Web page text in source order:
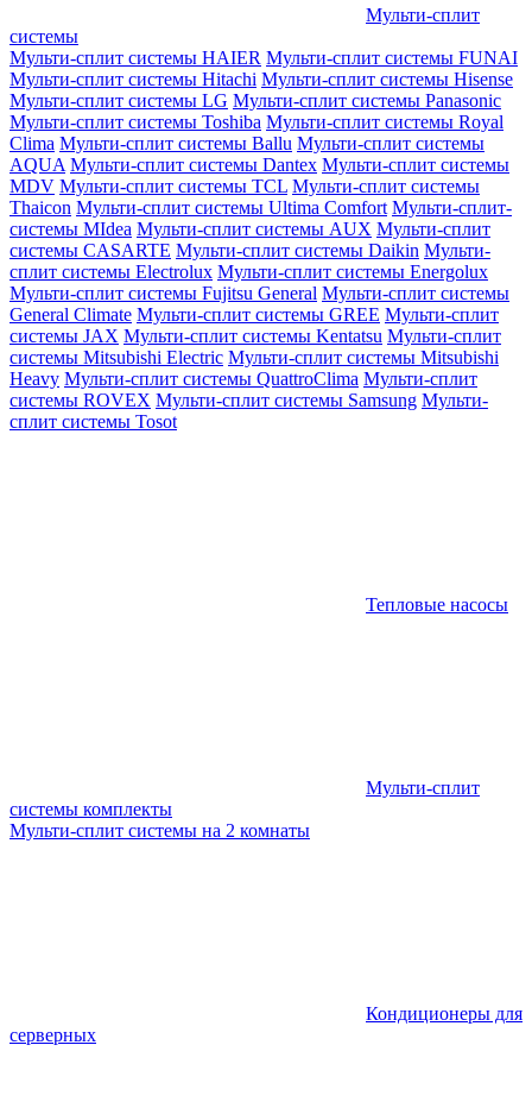
Мульти-сплит
системы
Мульти-сплит системы HAIER Мульти-сплит системы FUNAI
Мульти-сплит системы Hitachi Мульти-сплит системы Hisense
Мульти-сплит системы LG Мульти-сплит системы Panasonic
Мульти-сплит системы Toshiba Мульти-сплит системы Royal
Clima Мульти-сплит системы Ballu Мульти-сплит системы
AQUA Мульти-сплит системы Dantex Мульти-сплит системы
MDV Мульти-сплит системы TCL Мульти-сплит системы
Thaicon Мульти-сплит системы Ultima Comfort Мульти-сплит-
системы MIdea Мульти-сплит системы AUX Мульти-сплит
системы CASARTE Мульти-сплит системы Daikin Мульти-
сплит системы Electrolux Мульти-сплит системы Energolux
Мульти-сплит системы Fujitsu General Мульти-сплит системы
General Climate Мульти-сплит системы GREE Мульти-сплит
системы JAX Мульти-сплит системы Kentatsu Мульти-сплит
системы Mitsubishi Electric Мульти-сплит системы Mitsubishi
Heavy Мульти-сплит системы QuattroClima Мульти-сплит
системы ROVEX Мульти-сплит системы Samsung Мульти-
сплит системы Tosot
Тепловые насосы
Мульти-сплит
системы комплекты
Мульти-сплит системы на 2 комнаты
Кондиционеры для
серверных